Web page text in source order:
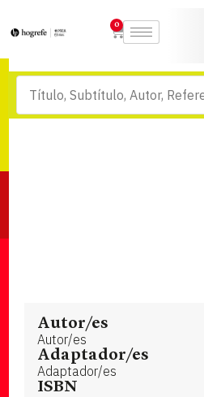
0
Autor/es
Autor/es
Adaptador/es
Adaptador/es
ISBN